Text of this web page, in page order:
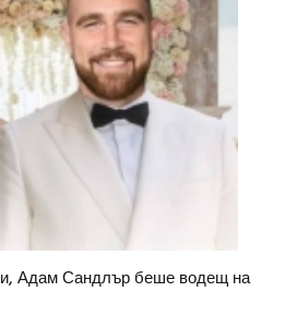
Адам Сандлър беше водещ на